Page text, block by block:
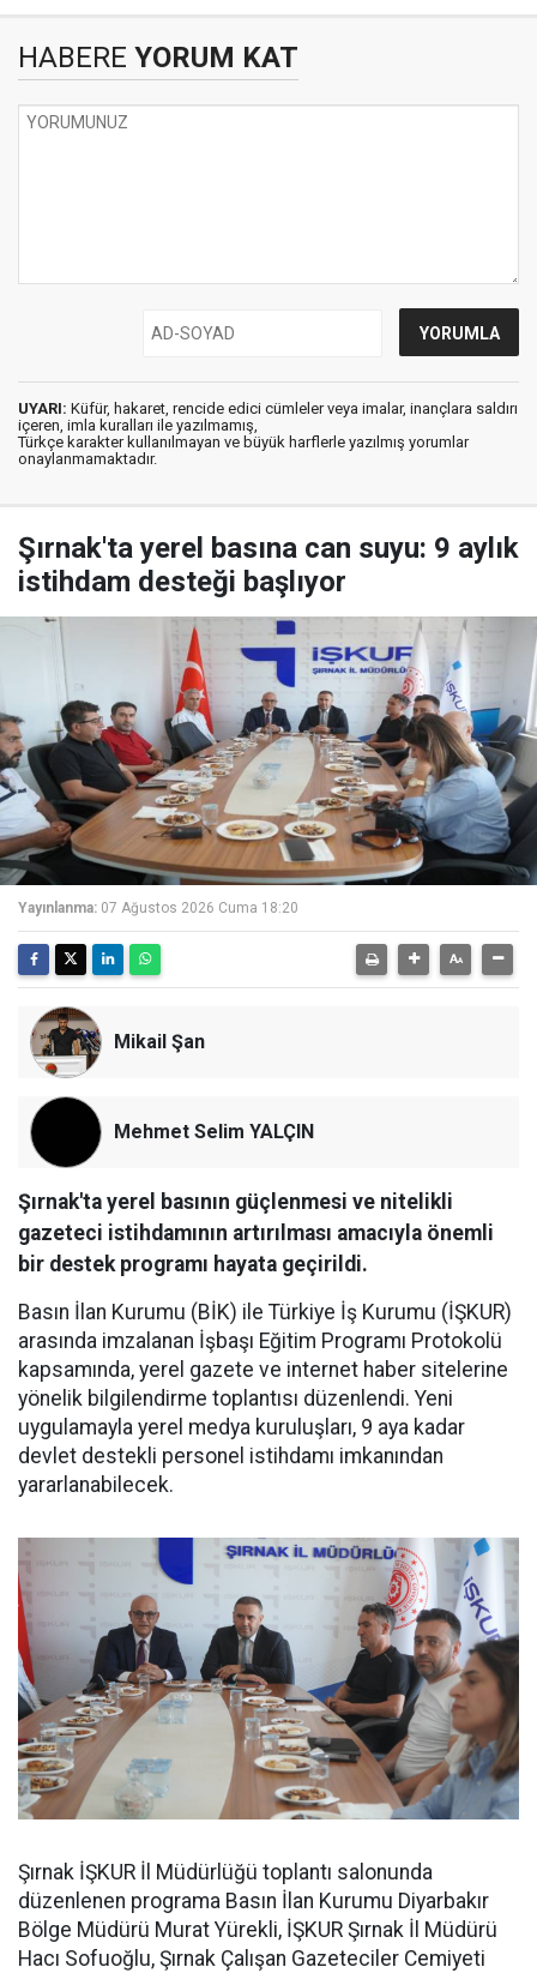
HABERE YORUM KAT
UYARI: Küfür, hakaret, rencide edici cümleler veya imalar, inançlara saldırı
içeren, imla kuralları ile yazılmamış,
Türkçe karakter kullanılmayan ve büyük harflerle yazılmış yorumlar
onaylanmamaktadır.
Şırnak'ta yerel basına can suyu: 9 aylık
istihdam desteği başlıyor
Yayınlanma: 07 Ağustos 2026 Cuma 18:20
Mikail Şan
Mehmet Selim YALÇIN
Şırnak'ta yerel basının güçlenmesi ve nitelikli
gazeteci istihdamının artırılması amacıyla önemli
bir destek programı hayata geçirildi.
Basın İlan Kurumu (BİK) ile Türkiye İş Kurumu (İŞKUR)
arasında imzalanan İşbaşı Eğitim Programı Protokolü
kapsamında, yerel gazete ve internet haber sitelerine
yönelik bilgilendirme toplantısı düzenlendi. Yeni
uygulamayla yerel medya kuruluşları, 9 aya kadar
devlet destekli personel istihdamı imkanından
yararlanabilecek.
Şırnak İŞKUR İl Müdürlüğü toplantı salonunda
düzenlenen programa Basın İlan Kurumu Diyarbakır
Bölge Müdürü Murat Yürekli, İŞKUR Şırnak İl Müdürü
Hacı Sofuoğlu, Şırnak Çalışan Gazeteciler Cemiyeti